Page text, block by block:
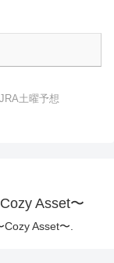
JRA土曜予想
Asset〜
Asset〜.